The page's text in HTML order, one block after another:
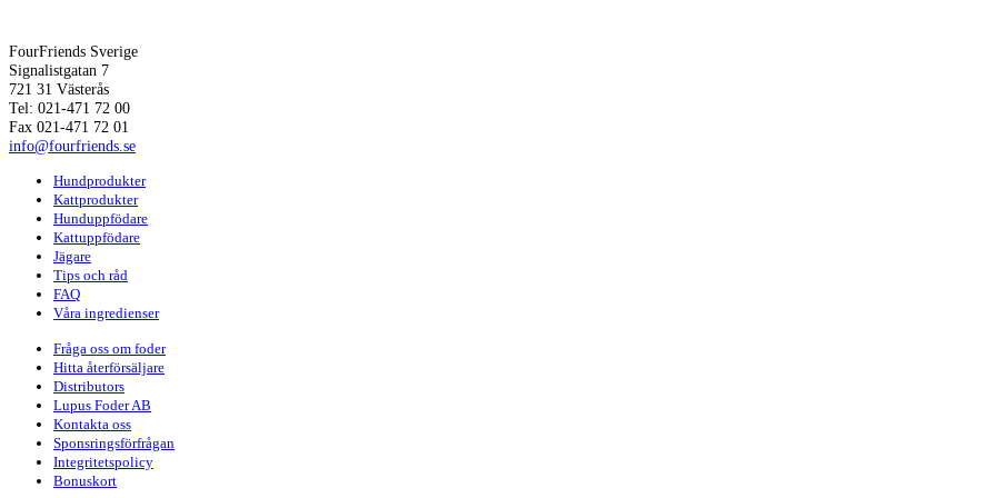
FourFriends Sverige
Signalistgatan 7
721 31 Västerås
Tel: 021-471 72 00
Fax 021-471 72 01
info@fourfriends.se
Hundprodukter
Kattprodukter
Hunduppfödare
Kattuppfödare
Jägare
Tips och råd
FAQ
Våra ingredienser
Fråga oss om foder
Hitta återförsäljare
Distributors
Lupus Foder AB
Kontakta oss
Sponsringsförfrågan
Integritetspolicy
Bonuskort